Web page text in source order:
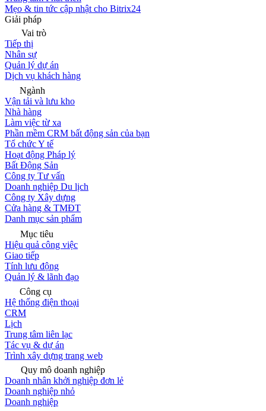
Mẹo & tin tức cập nhật cho Bitrix24
Giải pháp
Vai trò
Tiếp thị
Nhân sự
Quản lý dự án
Dịch vụ khách hàng
Ngành
Vận tải và lưu kho
Nhà hàng
Làm việc từ xa
Phần mềm CRM bất động sản của bạn
Tổ chức Y tế
Hoạt động Pháp lý
Bất Động Sản
Công ty Tư vấn
Doanh nghiệp Du lịch
Công ty Xây dựng
Cửa hàng & TMĐT
Danh mục sản phẩm
Mục tiêu
Hiệu quả công việc
Giao tiếp
Tính lưu động
Quản lý & lãnh đạo
Công cụ
Hệ thống điện thoại
CRM
Lịch
Trung tâm liên lạc
Tác vụ & dự án
Trình xây dựng trang web
Quy mô doanh nghiệp
Doanh nhân khởi nghiệp đơn lẻ
Doanh nghiệp nhỏ
Doanh nghiệp